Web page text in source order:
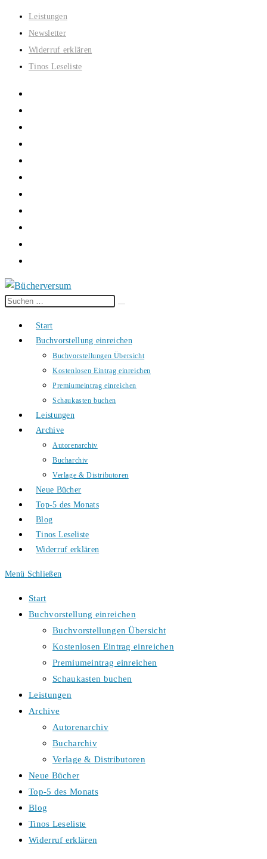
Zum
Inhalt
springen
Leistungen
Newsletter
Widerruf erklären
Tinos Leseliste
Diese
durchsuchen
Start
Buchvorstellung einreichen
Buchvorstellungen Übersicht
Kostenlosen Eintrag einreichen
Premiumeintrag einreichen
Schaukasten buchen
Leistungen
Archive
Autorenarchiv
Bucharchiv
Verlage & Distributoren
Neue Bücher
Top-5 des Monats
Blog
Tinos Leseliste
Widerruf erklären
Menü Schließen
Start
Buchvorstellung einreichen
Buchvorstellungen Übersicht
Kostenlosen Eintrag einreichen
Premiumeintrag einreichen
Schaukasten buchen
Leistungen
Archive
Autorenarchiv
Bucharchiv
Verlage & Distributoren
Neue Bücher
Top-5 des Monats
Blog
Tinos Leseliste
Widerruf erklären